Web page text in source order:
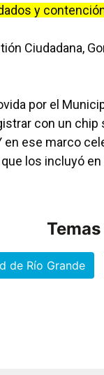
y
Ciudadana,
por el
con un
en ese marco
los incluyó
de Río Grande